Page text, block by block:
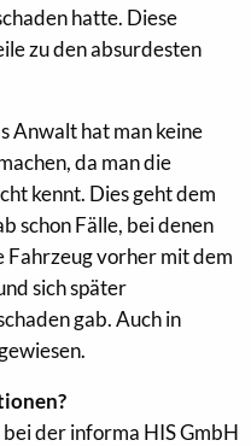
hatte. Diese
zu den absurdesten
Anwalt hat man keine
da man die
kennt. Dies geht dem
schon Fälle, bei denen
vorher mit dem
sich später
gab. Auch in
der informa HIS GmbH